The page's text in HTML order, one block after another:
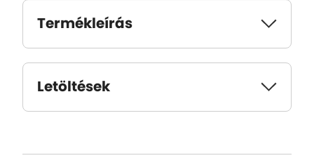
Termékleírás
Letöltések